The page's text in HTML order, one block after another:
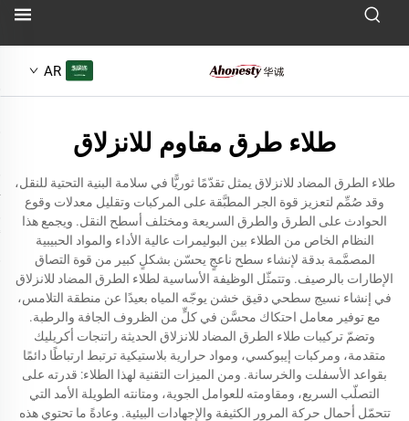
AR
طلاء طرق مقاوم للانزلاق
طلاء الطرق المضاد للانزلاق يمثل تقدّمًا ثوريًّا في سلامة البنية التحتية للنقل،
وقد صُمِّم لتعزيز قوة الجر المطبَّقة على المركبات وتقليل معدلات وقوع
الحوادث على الطرق والطرق السريعة ومختلف أسطح النقل. ويجمع هذا
النظام الخاص من الطلاء بين البوليمرات عالية الأداء والمواد الحبيبية
المصمَّمة بدقة لإنشاء سطح ناعجٍ يحسّن بشكلٍ كبير من قوة التصاق
الإطارات بالرصيف. وتتمثّل الوظيفة الأساسية لطلاء الطرق المضاد للانزلاق
في إنشاء نسيج سطحي دقيق خشن يوجّه المياه بعيدًا عن منطقة التلامس،
مع توفير معامل احتكاك محسَّن في كلٍّ من الظروف الجافة والرطبة.
وتضمّ تركيبات طلاء الطرق المضاد للانزلاق الحديثة راتنجات أكريليك
متقدمة، ومركبات إيبوكسي، ومواد حرارية بلاستيكية ترتبط ارتباطًا دائمًا
بقواعد الأسفلت والخرسانة. ومن الميزات التقنية لهذا الطلاء: قدرته على
التصلّب السريع، ومقاومته للعوامل الجوية، ومتانته الطويلة الأمد التي
تتحمّل أحمال حركة المرور الكثيفة والإجهادات البيئية. وعادةً ما تحتوي هذه